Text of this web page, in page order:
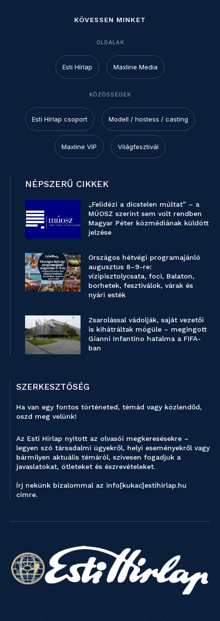
KÖVESSEN MINKET
OLDALAK
Esti Hírlap Maxline Media
KÖZÖSSÉGEK
Esti Hírlap csoport Modell / hostess / casting
Maxline VIP Világfesztivál
NÉPSZERŰ CIKKEK
„Felidézi a dicstelen múltat” – a
MÚOSZ szerint sem volt rendben
Magyar Péter közmédiának küldött
jelzése
Országos hétvégi programajánló
augusztus 8–9-re:
vízipisztolycsata, foci, Balaton,
borhetek, fesztiválok, várak és
nyári esték
Zsarolással vádolják, saját vezetői
is kihátráltak mögüle – megingott
Gianni Infantino hatalma a FIFA-
ban
SZERKESZTŐSÉG
Ha van egy fontos történeted, témád vagy közlendőd,
oszd meg velünk!
Az Esti Hírlap nyitott az olvasói megkeresésekre –
legyen szó társadalmi ügyekről, helyi eseményekről vagy
bármilyen aktuális témáról, szívesen fogadjuk a
javaslatokat, ötleteket és észrevételeket.
Írj nekünk bizalommal az info[kukac]estihirlap.hu
címre.